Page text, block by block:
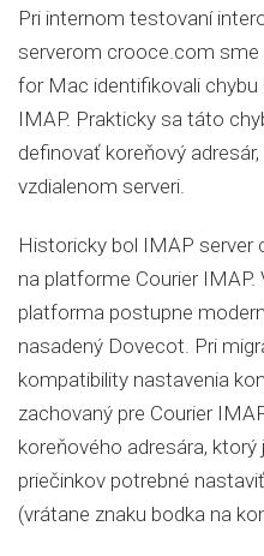
Pri internom testovaní
serverom crooce.com
for Mac identifikovali
IMAP. Prakticky sa táto
definovať koreňový
vzdialenom serveri.
Historicky bol IMAP server
na platforme Courier
platforma postupne
nasadený Dovecot. Pri
kompatibility nastavenia
zachovaný pre Courier
koreňového adresára, ktorý
priečinkov potrebné
(vrátane znaku bodka na